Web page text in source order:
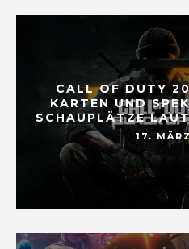
CALL OF DUTY
KARTEN UND
SCHAUPLÄTZE
17.